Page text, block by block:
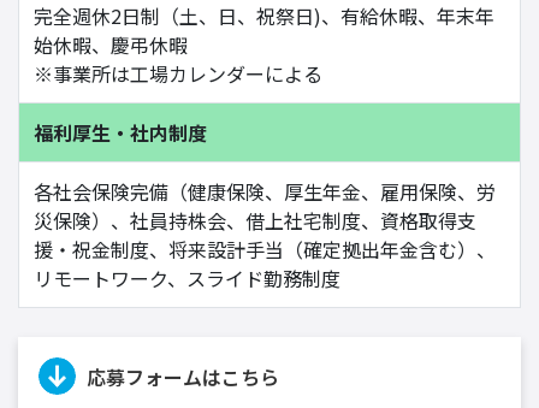
完全週休2日制（土、日、祝祭日)、有給休暇、年末年
始休暇、慶弔休暇
※事業所は工場カレンダーによる
福利厚生・社内制度
各社会保険完備（健康保険、厚生年金、雇用保険、労
災保険）、社員持株会、借上社宅制度、資格取得支
援・祝金制度、将来設計手当（確定拠出年金含む）、
リモートワーク、スライド勤務制度
応募フォームはこちら